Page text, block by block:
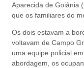
Aparecida de Goiânia
que os familiares do
Os dois estavam a
voltavam de Campo
uma equipe policial
abordagem, os